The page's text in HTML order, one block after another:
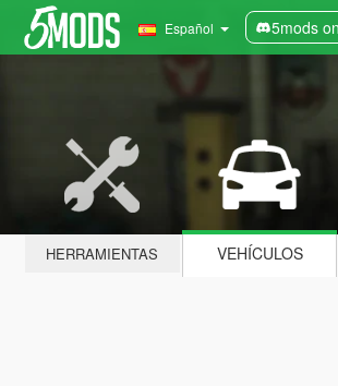
Español 5mods
HERRAMIENTAS VEHÍCULOS